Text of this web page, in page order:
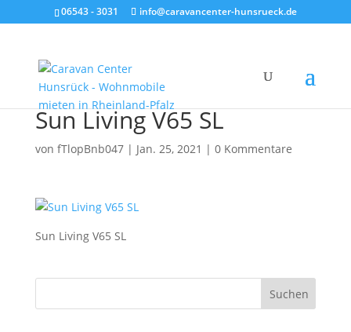
06543 - 3031 info@caravancenter-hunsrueck.de
Sun Living V65 SL
von fTlopBnb047| Jan. 25, 2021 | 0 Kommentare
Sun Living V65 SL